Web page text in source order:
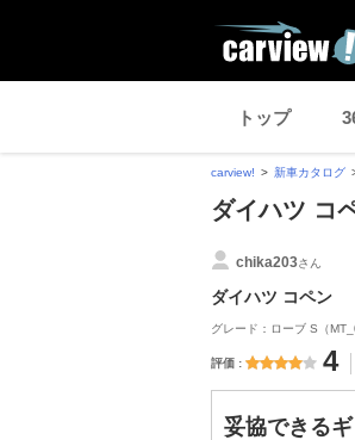
トップ
carview! 新車カタログ
ダイハツ コ
chika203さん
ダイハツ コペン
グレード：ローブ S（
評価 4
妥協できるギ